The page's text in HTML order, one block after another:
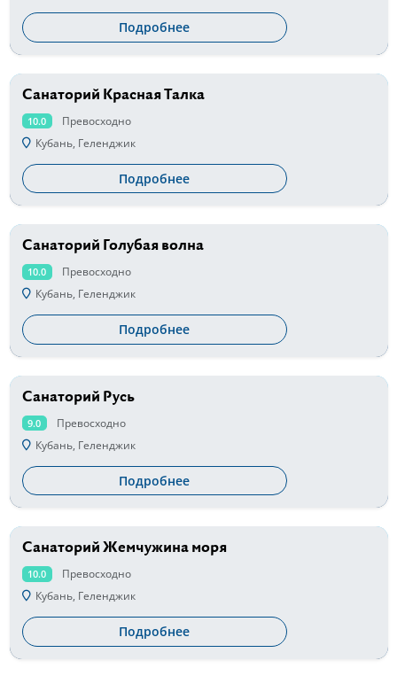
Подробнее
от 4500 руб
Санаторий Красная Талка
10.0
Превосходно
Кубань, Геленджик
Подробнее
от 4600 руб
Санаторий Голубая волна
10.0
Превосходно
Кубань, Геленджик
Подробнее
от 3400 руб
Санаторий Русь
9.0
Превосходно
Кубань, Геленджик
Подробнее
от 4500 руб
Санаторий Жемчужина моря
10.0
Превосходно
Кубань, Геленджик
Подробнее